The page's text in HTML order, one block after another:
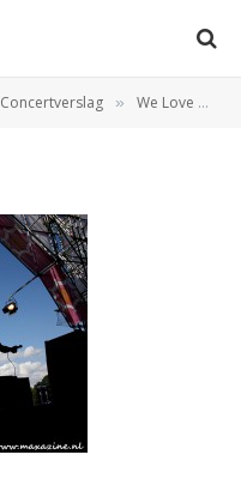
Concertverslag » We Love The 90’s (Goffertpark – Nijmegen, 31-8-2013)